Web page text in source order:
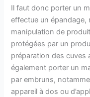
Il faut donc porter un
effectue un épandage,
manipulation de
protégées par un
préparation des cuves
également porter un
par embruns,
appareil à dos ou